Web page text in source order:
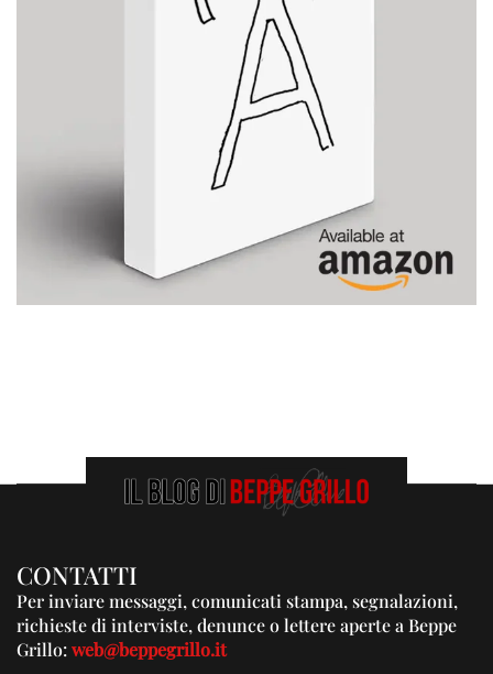
CONTATTI
Per inviare messaggi, comunicati stampa, segnalazioni,
richieste di interviste, denunce o lettere aperte a Beppe
Grillo:web@beppegrillo.it